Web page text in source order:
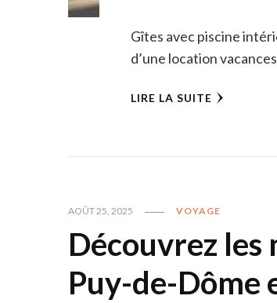
Gîtes avec piscine
d’une location
LIRE LA SUITE
AOÛT 25, 2025 VOYAGE
Découvrez les
Puy-de-Dôme